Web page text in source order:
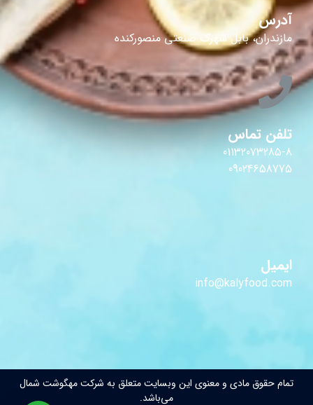
آدرس
مازندران، بابل شهرک صنعتی منصورکنده
تلفن تماس
01132073285-8
09024658775
ایمیل
info@kalyfood.com
تمام حقوق مادی و معنوی این وبسایت متعلق به شرکت مهگوشت شمال
می‌باشد.